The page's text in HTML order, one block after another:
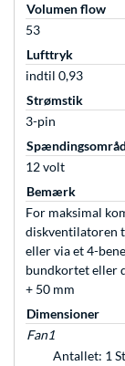
Volumen flow
53
Lufttryk
indtil 0,93
Strømstik
3-pin
12 volt
Bemærk
For maksimal
diskventilatoren
eller via et 4-
bundkortet eller
+ 50 mm
Dimensioner
Fan1
Antallet: 1